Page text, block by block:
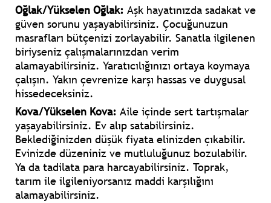
Oğlak/Yükselen Oğlak: Aşk hayatınızda sadakat ve
güven sorunu yaşayabilirsiniz. Çocuğunuzun
masrafları bütçenizi zorlayabilir. Sanatla ilgilenen
biriyseniz çalışmalarınızdan verim
alamayabilirsiniz. Yaratıcılığınızı ortaya koymaya
çalışın. Yakın çevrenize karşı hassas ve duygusal
hissedeceksiniz.
Kova/Yükselen Kova: Aile içinde sert tartışmalar
yaşayabilirsiniz. Ev alıp satabilirsiniz.
Beklediğinizden düşük fiyata elinizden çıkabilir.
Evinizde düzeniniz ve mutluluğunuz bozulabilir.
Ya da tadilata para harcayabilirsiniz. Toprak,
tarım ile ilgileniyorsanız maddi karşılığını
alamayabilirsiniz.